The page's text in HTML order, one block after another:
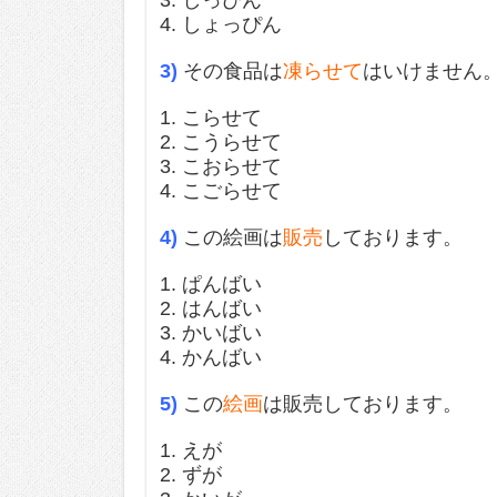
4. しょっぴん
3) その食品は凍らせてはいけません
1. こらせて
2. こうらせて
3. こおらせて
4. こごらせて
4) この絵画は販売 しております。
1. ぱんばい
2. はんばい
3. かいばい
4. かんばい
5) この絵画は販売しております。
1. えが
2. ずが